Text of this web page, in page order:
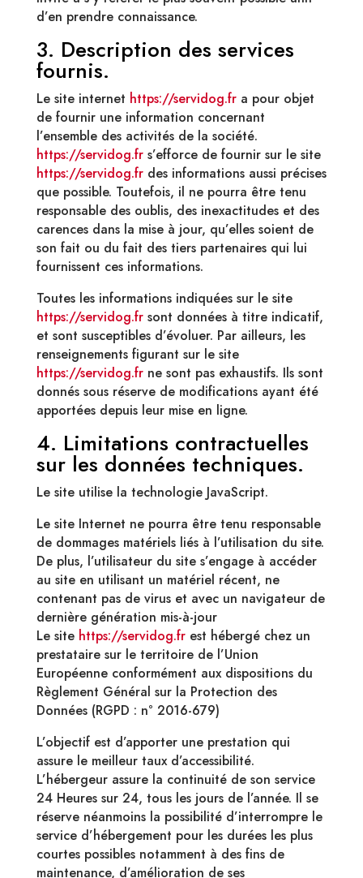
d’en prendre connaissance.
3. Description des services
fournis.
Le site internet https://servidog.fra pour objet
de fournir une information concernant
l’ensemble des activités de la société.
https://servidog.frs’efforce de fournir sur le site
https://servidog.frdes informations aussi précises
que possible. Toutefois, il ne pourra être tenu
responsable des oublis, des inexactitudes et des
carences dans la mise à jour, qu’elles soient de
son fait ou du fait des tiers partenaires qui lui
fournissent ces informations.
Toutes les informations indiquées sur le site
https://servidog.frsont données à titre indicatif,
et sont susceptibles d’évoluer. Par ailleurs, les
renseignements figurant sur le site
https://servidog.frne sont pas exhaustifs. Ils sont
donnés sous réserve de modifications ayant été
apportées depuis leur mise en ligne.
4. Limitations contractuelles
sur les données techniques.
Le site utilise la technologie JavaScript.
Le site Internet ne pourra être tenu responsable
de dommages matériels liés à l’utilisation du site.
De plus, l’utilisateur du site s’engage à accéder
au site en utilisant un matériel récent, ne
contenant pas de virus et avec un navigateur de
dernière génération mis-à-jour
Le site https://servidog.frest hébergé chez un
prestataire sur le territoire de l’Union
Européenne conformément aux dispositions du
Règlement Général sur la Protection des
Données (RGPD : n° 2016-679)
L’objectif est d’apporter une prestation qui
assure le meilleur taux d’accessibilité.
L’hébergeur assure la continuité de son service
24 Heures sur 24, tous les jours de l’année. Il se
réserve néanmoins la possibilité d’interrompre le
service d’hébergement pour les durées les plus
courtes possibles notamment à des fins de
maintenance, d’amélioration de ses